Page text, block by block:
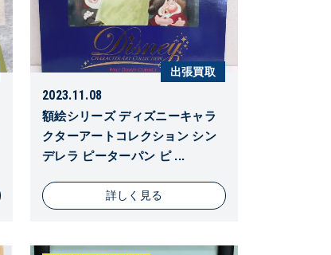
出張買取
2023.11.08
額絵シリーズ ディズニーキャラ
クターアートコレクション シン
デレラ ピーターパン ピ ...
詳しく見る